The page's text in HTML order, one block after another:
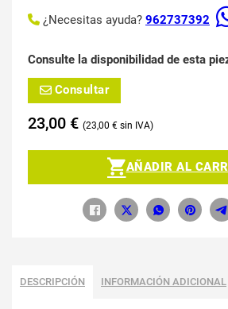
¿Necesitas ayuda? 962737392
Consulte la disponibilidad de esta
Consultar
23,00 € 23,00 €
AÑADIR AL
DESCRIPCIÓN INFORMACIÓN ADICIONAL